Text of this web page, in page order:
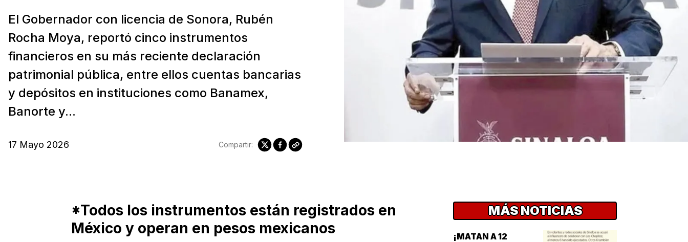
El Gobernador con licencia de Sonora, Rubén
Rocha Moya, reportó cinco instrumentos
financieros en su más reciente declaración
patrimonial pública, entre ellos cuentas bancarias
y depósitos en instituciones como Banamex,
Banorte y...
17 Mayo 2026 Compartir:
*Todos los instrumentos están registrados en
México y operan en pesos mexicanos
MÁS NOTICIAS
¡MATAN A 12